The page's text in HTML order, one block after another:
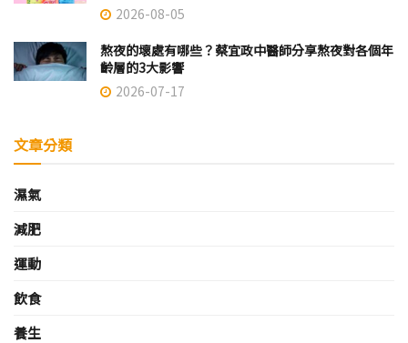
2026-08-05
熬夜的壞處有哪些？蔡宜政中醫師分享熬夜對各個年
齡層的3大影響
2026-07-17
文章分類
濕氣
減肥
運動
飲食
養生